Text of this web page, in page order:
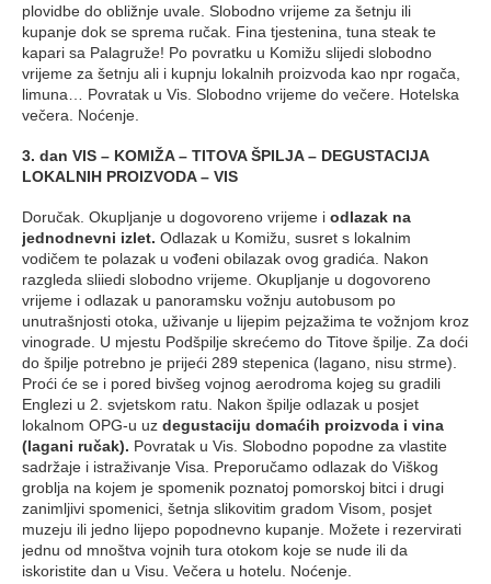
plovidbe do obližnje uvale. Slobodno vrijeme za šetnju ili
kupanje dok se sprema ručak. Fina tjestenina, tuna steak te
kapari sa Palagruže! Po povratku u Komižu slijedi slobodno
vrijeme za šetnju ali i kupnju lokalnih proizvoda kao npr rogača,
limuna… Povratak u Vis. Slobodno vrijeme do večere. Hotelska
večera. Noćenje.
3. dan VIS – KOMIŽA – TITOVA ŠPILJA – DEGUSTACIJA
LOKALNIH PROIZVODA – VIS
Doručak. Okupljanje u dogovoreno vrijeme i odlazak na
jednodnevni izlet. Odlazak u Komižu, susret s lokalnim
vodičem te polazak u vođeni obilazak ovog gradića. Nakon
razgleda sliiedi slobodno vrijeme. Okupljanje u dogovoreno
vrijeme i odlazak u panoramsku vožnju autobusom po
unutrašnjosti otoka, uživanje u lijepim pejzažima te vožnjom kroz
vinograde. U mjestu Podšpilje skrećemo do Titove špilje. Za doći
do špilje potrebno je prijeći 289 stepenica (lagano, nisu strme).
Proći će se i pored bivšeg vojnog aerodroma kojeg su gradili
Englezi u 2. svjetskom ratu. Nakon špilje odlazak u posjet
lokalnom OPG-u uz degustaciju domaćih proizvoda i vina
(lagani ručak). Povratak u Vis. Slobodno popodne za vlastite
sadržaje i istraživanje Visa. Preporučamo odlazak do Viškog
groblja na kojem je spomenik poznatoj pomorskoj bitci i drugi
zanimljivi spomenici, šetnja slikovitim gradom Visom, posjet
muzeju ili jedno lijepo popodnevno kupanje. Možete i rezervirati
jednu od mnoštva vojnih tura otokom koje se nude ili da
iskoristite dan u Visu. Večera u hotelu. Noćenje.